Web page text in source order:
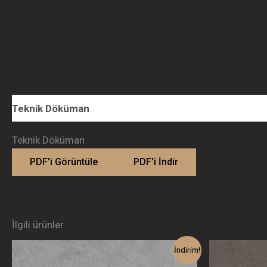
Teknik Döküman
Teknik Döküman
PDF'i Görüntüle PDF'i İndir
İlgili ürünler
İndirim!